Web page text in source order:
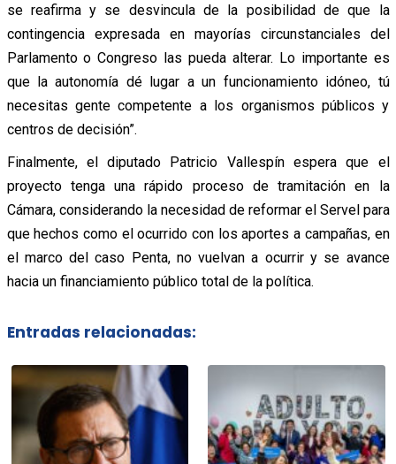
se reafirma y se desvincula de la posibilidad de que la
contingencia expresada en mayorías circunstanciales del
Parlamento o Congreso las pueda alterar. Lo importante es
que la autonomía dé lugar a un funcionamiento idóneo, tú
necesitas gente competente a los organismos públicos y
centros de decisión”.
Finalmente, el diputado Patricio Vallespín espera que el
proyecto tenga una rápido proceso de tramitación en la
Cámara, considerando la necesidad de reformar el Servel para
que hechos como el ocurrido con los aportes a campañas, en
el marco del caso Penta, no vuelvan a ocurrir y se avance
hacia un financiamiento público total de la política.
Entradas relacionadas: